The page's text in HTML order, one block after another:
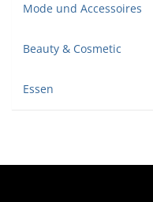
Mode und Accessoires
Beauty & Cosmetic
Essen